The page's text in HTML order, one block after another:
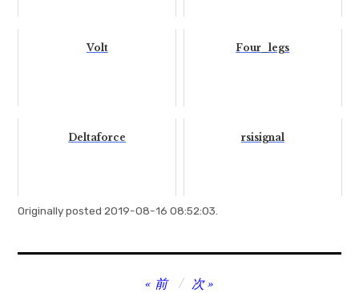
Volt Four_legs
Deltaforce rsisignal
Originally posted 2019-08-16 08:52:03.
前 次